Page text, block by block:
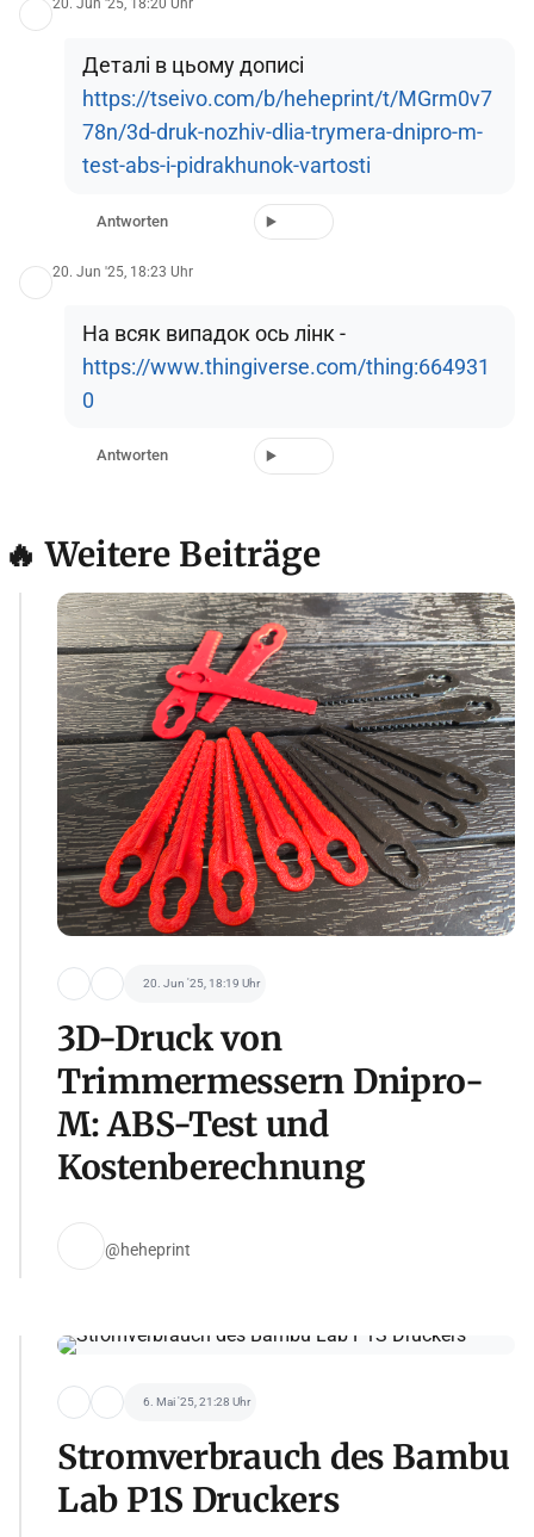
20. Jun '25, 18:20 Uhr
Деталі в цьому дописі
https://tseivo.com/b/heheprint/t/MGrm0v7
78n/3d-druk-nozhiv-dlia-trymera-dnipro-m-
test-abs-i-pidrakhunok-vartosti
Antworten
20. Jun '25, 18:23 Uhr
На всяк випадок ось лінк -
https://www.thingiverse.com/thing:664931
0
Antworten
🔥 Weitere Beiträge
20. Jun '25, 18:19 Uhr
3D-Druck von
Trimmermessern Dnipro-
M: ABS-Test und
Kostenberechnung
@heheprint
6. Mai '25, 21:28 Uhr
Stromverbrauch des Bambu
Lab P1S Druckers